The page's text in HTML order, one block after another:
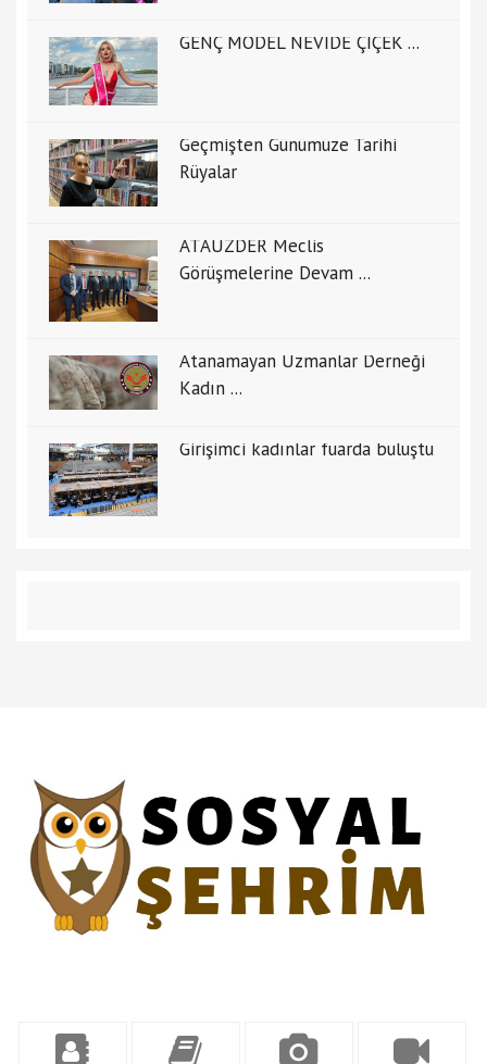
GENÇ MODEL NEVİDE ÇİÇEK ...
Geçmişten Günümüze Tarihi
Rüyalar
ATAUZDER Meclis
Görüşmelerine Devam ...
Atanamayan Uzmanlar Derneği
Kadın ...
Girişimci kadınlar fuarda buluştu